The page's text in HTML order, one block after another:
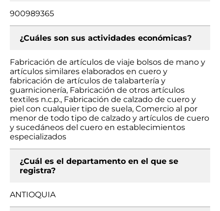
900989365
¿Cuáles son sus actividades económicas?
Fabricación de artículos de viaje bolsos de mano y
artículos similares elaborados en cuero y
fabricación de artículos de talabartería y
guarnicionería, Fabricación de otros artículos
textiles n.c.p., Fabricación de calzado de cuero y
piel con cualquier tipo de suela, Comercio al por
menor de todo tipo de calzado y artículos de cuero
y sucedáneos del cuero en establecimientos
especializados
¿Cuál es el departamento en el que se
registra?
ANTIOQUIA